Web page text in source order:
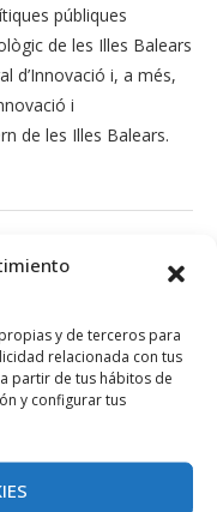
y de terceros para
relacionada con tus
partir de tus hábitos de
y configurar tus
públiques
de les Illes Balears
d’Innovació i, a més,
i
de les Illes Balears.